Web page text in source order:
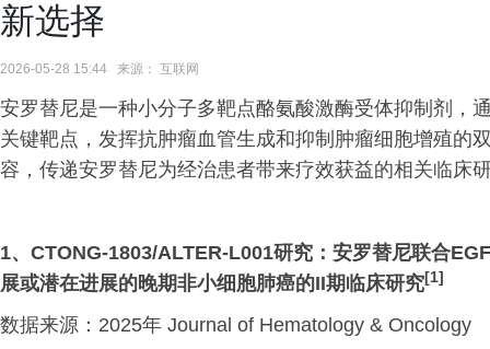
新选择
2026-05-28 15:44 来源： 互联网
安罗替尼是一种小分子多靶点酪氨酸激酶受体抑制剂，
关键靶点，发挥抗肿瘤血管生成和抑制肿瘤细胞增殖的
容，传递安罗替尼为经治患者带来疗效获益的相关临床
1、CTONG-1803/ALTER-L001研究：安罗替尼联合
展或潜在进展的晚期非小细胞肺癌的II期临床研究[1]
数据来源：2025年 Journal of Hematology & Oncology